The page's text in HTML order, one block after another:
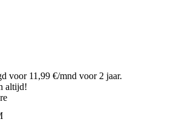
voor 11,99 €/mnd voor 2 jaar.
altijd!